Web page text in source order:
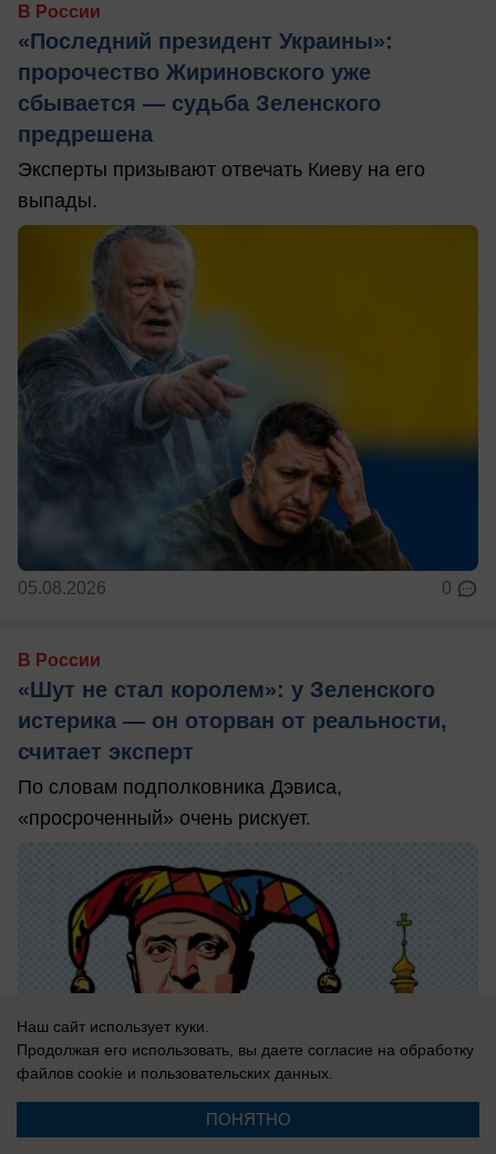
В России
«Последний президент Украины»:
пророчество Жириновского уже
сбывается — судьба Зеленского
предрешена
Эксперты призывают отвечать Киеву на его
выпады.
05.08.2026 0
В России
«Шут не стал королем»: у Зеленского
истерика — он оторван от реальности,
считает эксперт
По словам подполковника Дэвиса,
«просроченный» очень рискует.
Наш сайт использует куки.
Продолжая его использовать, вы даете согласие на обработку
файлов cookie и пользовательских данных.
ПОНЯТНО